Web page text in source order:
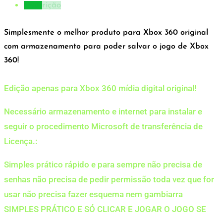
Descrição
Simplesmente o melhor produto para Xbox 360 original
com armazenamento para poder salvar o jogo de Xbox
360!
Edição apenas para Xbox 360 mídia digital original!
Necessário armazenamento e internet para instalar e
seguir o procedimento Microsoft de transferência de
Licença.:
Simples prático rápido e para sempre não precisa de
senhas não precisa de pedir permissão toda vez que for
usar não precisa fazer esquema nem gambiarra
SIMPLES PRÁTICO E SÓ CLICAR E JOGAR O JOGO SE